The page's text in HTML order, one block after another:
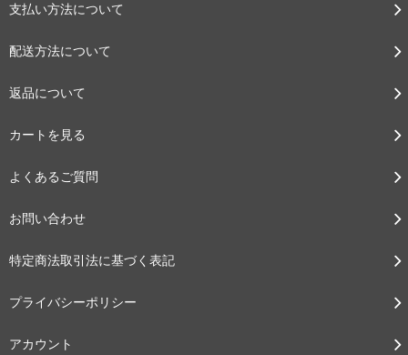
支払い方法について
配送方法について
返品について
カートを見る
よくあるご質問
お問い合わせ
特定商法取引法に基づく表記
プライバシーポリシー
アカウント